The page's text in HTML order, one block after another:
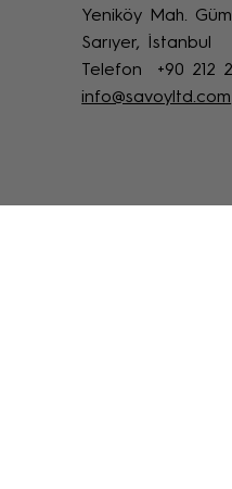
Yeniköy Mah.
Sarıyer, İstanbul
Telefon +90 212
info@savoyltd.com